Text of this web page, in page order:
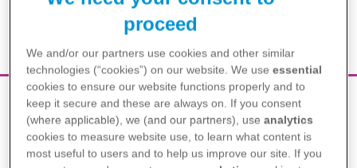
Brightcove content
proceed
We and/or our partners use cookies and other similar
technologies (“cookies”) on our website. We useessential
cookies to ensure our website functions properly and to
keep it secure and these are always on. If you consent
(where applicable), we (and our partners), useanalytics
cookies to measure website use, to learn what content is
most useful to users and to help us improve our site. If you